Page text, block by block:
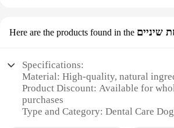
Here are the products found in the שיניים
Specifications:
Material: High-quality, natural
Product Discount: Available for
purchases
Type and Category: Dental Care